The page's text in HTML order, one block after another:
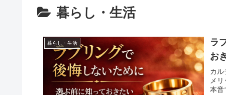
暮らし・生活
暮らし・生活
ラ
お
カル
メ
本音